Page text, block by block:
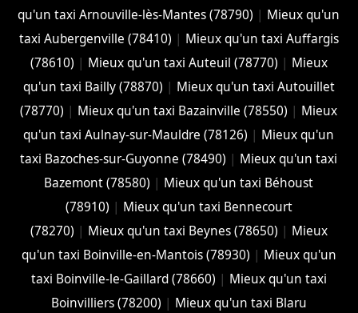
qu'un taxi Arnouville-lès-Mantes (78790) | Mieux qu'un
taxi Aubergenville (78410) | Mieux qu'un taxi Auffargis
(78610) | Mieux qu'un taxi Auteuil (78770) | Mieux
qu'un taxi Bailly (78870) | Mieux qu'un taxi Autouillet
(78770) | Mieux qu'un taxi Bazainville (78550) | Mieux
qu'un taxi Aulnay-sur-Mauldre (78126) | Mieux qu'un
taxi Bazoches-sur-Guyonne (78490) | Mieux qu'un taxi
Bazemont (78580) | Mieux qu'un taxi Béhoust
(78910) | Mieux qu'un taxi Bennecourt
(78270) | Mieux qu'un taxi Beynes (78650) | Mieux
qu'un taxi Boinville-en-Mantois (78930) | Mieux qu'un
taxi Boinville-le-Gaillard (78660) | Mieux qu'un taxi
Boinvilliers (78200) | Mieux qu'un taxi Blaru